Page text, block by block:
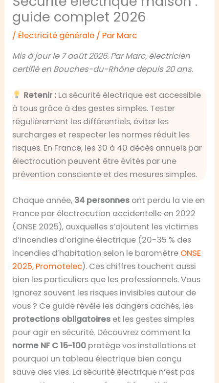
guide complet 2026
/ Électricité générale / Par Marc
Mis à jour le 7 août 2026. Par Marc, électricien
certifié en Bouches-du-Rhône depuis 20 ans.
Retenir :La sécurité électrique est accessible
à tous grâce à des gestes simples. Tester
régulièrement les différentiels, éviter les
surcharges et respecter les normes réduit les
risques. En France, les 30 à 40 décès annuels par
électrocution peuvent être évités par une
prévention consciente et des mesures simples.
Chaque année, 34 personnes ont perdu la vie en
France par électrocution accidentelle en 2022
(ONSE 2025), auxquelles s’ajoutent les victimes
d’incendies d’origine électrique (20-35 % des
incendies d’habitation selon le baromètre ONSE
2025, Promotelec). Ces chiffres touchent aussi
bien les particuliers que les professionnels. Vous
ignorez souvent les risques invisibles autour de
vous ? Ce guide révèle les dangers cachés, les
protections obligatoires et les gestes simples
pour agir en sécurité. Découvrez comment la
norme NF C 15-100 protège vos installations et
pourquoi un tableau électrique bien conçu
sauve des vies. La sécurité électrique n’est pas